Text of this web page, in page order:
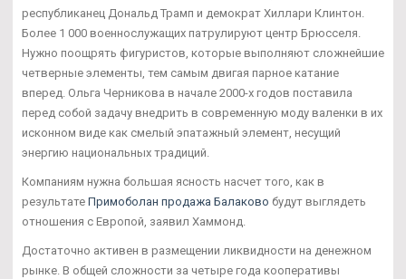
республиканец Дональд Трамп и демократ Хиллари Клинтон.
Более 1 000 военнослужащих патрулируют центр Брюсселя.
Нужно поощрять фигуристов, которые выполняют сложнейшие
четверные элементы, тем самым двигая парное катание
вперед. Ольга Черникова в начале 2000-х годов поставила
перед собой задачу внедрить в современную моду валенки в их
исконном виде как смелый эпатажный элемент, несущий
энергию национальных традиций.
Компаниям нужна большая ясность насчет того, как в
результате Примоболан продажа Балаково будут выглядеть
отношения с Европой, заявил Хаммонд.
Достаточно активен в размещении ликвидности на денежном
рынке. В общей сложности за четыре года кооперативы